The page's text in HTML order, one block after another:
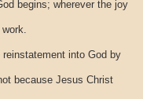
begins; wherever the joy
into God by
because Jesus Christ